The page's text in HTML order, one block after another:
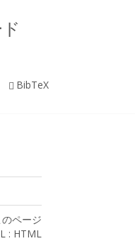
BibTeX
のページ
: HTML